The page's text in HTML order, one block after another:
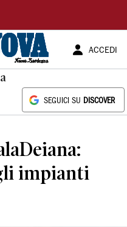
ACCEDI
SEGUICI SU DISCOVER
impianti